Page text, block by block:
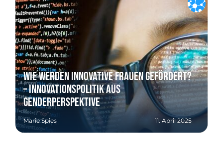
Wie werden innovative Frauen gefördert?
– Innovationspolitik aus
Genderperspektive
Marie Spies 11. April 2025